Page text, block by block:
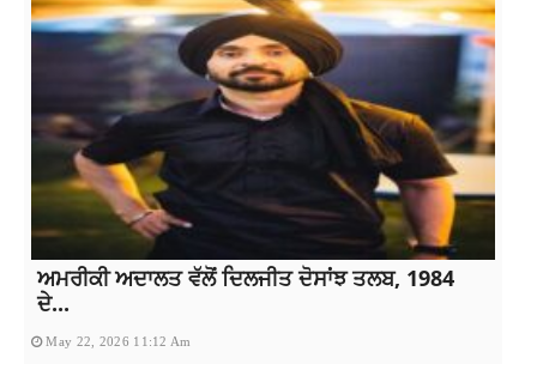
ਅਮਰੀਕੀ ਅਦਾਲਤ ਵੱਲੋਂ ਦਿਲਜੀਤ ਦੋਸਾਂਝ ਤਲਬ, 1984
ਦੇ...
May 22, 2026 11:12 Am